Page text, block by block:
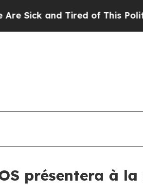
and Tired of This Politics of
présentera à